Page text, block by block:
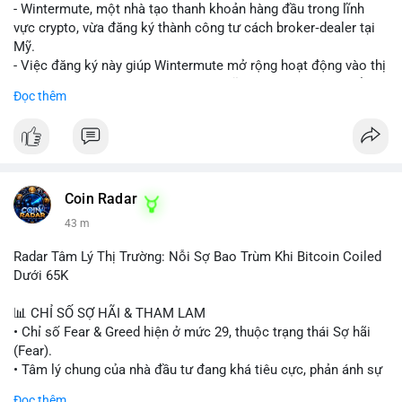
nguồn để xác định rõ ý đồ.
Lời khuyên: Nhà đầu tư nhỏ lẻ nên thận trọng, tránh hành động
theo cảm xúc. Quan sát diễn biến giá trong 24-48 giờ tới. Nếu
giá không phản ứng mạnh, khả năng cao là chuyển ví nội bộ, ít
tác động đến thị trường. Chỉ vào lệnh khi có xác nhận xu
- Wintermute, một nhà tạo thanh khoản hàng đầu trong lĩnh
vực crypto, vừa đăng ký thành công tư cách broker‑dealer tại
Mỹ.
- Việc đăng ký này giúp Wintermute mở rộng hoạt động vào thị
nhanh chóng ở Hoa Kỳ.
giao dịch, sàn giao dịch và thanh toán cho các tài sản
thị trường tokenized và củng cố vị thế của Wintermute trong
ngành tài chính kỹ thuật số.
#binancesquare #cryptonews #wintermute #brokerdealer
#tokenizedsecurities
$btc $eth
#vlikevn
Đọc thêm
Coin Radar
43 m
Radar Tâm Lý Thị Trường: Nỗi Sợ Bao Trùm Khi Bitcoin Coiled
Dưới 65K
📊 CHỈ SỐ SỢ HÃI & THAM LAM
• Chỉ số Fear & Greed hiện ở mức 29, thuộc trạng thái Sợ hãi
(Fear).
• Tâm lý chung của nhà đầu tư đang khá tiêu cực, phản ánh sự